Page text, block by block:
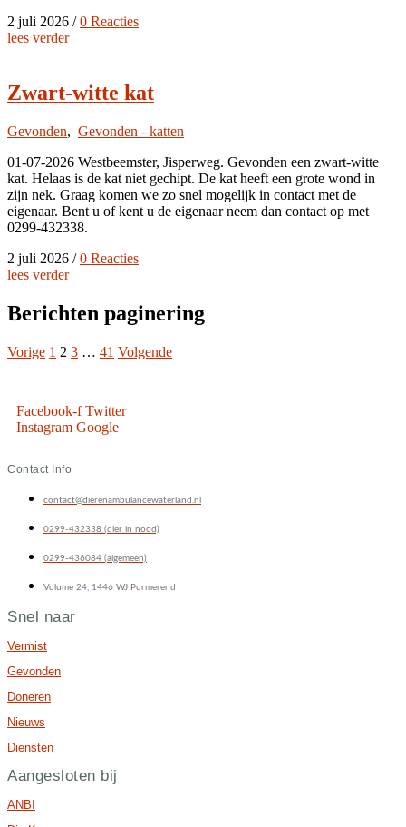
2 juli 2026 / 0 Reacties
lees verder
Zwart-witte kat
Gevonden, Gevonden - katten
01-07-2026 Westbeemster, Jisperweg. Gevonden een zwart-witte
kat. Helaas is de kat niet gechipt. De kat heeft een grote wond in
zijn nek. Graag komen we zo snel mogelijk in contact met de
eigenaar. Bent u of kent u de eigenaar neem dan contact op met
0299-432338.
2 juli 2026 / 0 Reacties
lees verder
Berichten paginering
Vorige 1 2 3 … 41 Volgende
Facebook-f Twitter
Instagram Google
Contact Info
contact@dierenambulancewaterland.nl
0299-432338 (dier in nood)
0299-436084 (algemeen)
Volume 24, 1446 WJ Purmerend
Snel naar
Vermist
Gevonden
Doneren
Nieuws
Diensten
Aangesloten bij
ANBI